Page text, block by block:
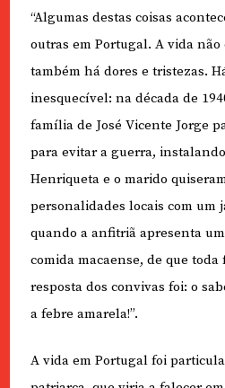
“Algumas destas coisas
outras em Portugal. A vida não
também há dores e tristezas.
inesquecível: na década de
família de José Vicente Jorge
para evitar a guerra,
Henriqueta e o marido
personalidades locais com um
quando a anfitriã apresenta
comida macaense, de que
resposta dos convivas foi: o
a febre amarela!”.
A vida em Portugal foi